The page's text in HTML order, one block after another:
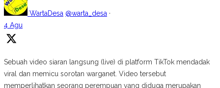
WartaDesa @warta_desa ·
4 Agu
Sebuah video siaran langsung (live) di platform TikTok mendadak
viral dan memicu sorotan warganet. Video tersebut
memperlihatkan seorang perempuan yang diduga merupakan